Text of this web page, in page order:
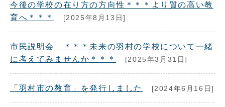
今後の学校の在り方の方向性＊＊＊より質の高い教
育へ＊＊＊
[2025年8月13日]
市民説明会 ＊＊＊未来の羽村の学校について一緒
に考えてみませんか＊＊＊
[2025年3月31日]
「羽村市の教育」を発行しました [2024年6月16日]